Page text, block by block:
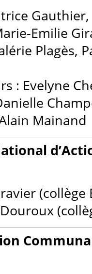
Emilie
Plagès,
: Evelyne
Mainand
(collège